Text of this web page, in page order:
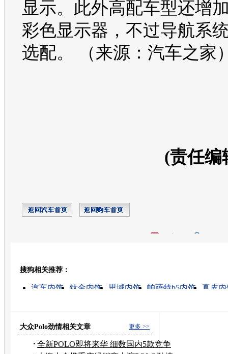
显示。此外高配车型还增
彩色显示器，不过导航系
选配。 （来源：汽车之家
(责任编
搜狗相关推荐：
汽车内饰 钛金内饰 思域内饰 帕萨特b5内饰
真皮
更多 >>
大众Polo劲情相关文章
全新POLO即将来华 细数国内5款竞争